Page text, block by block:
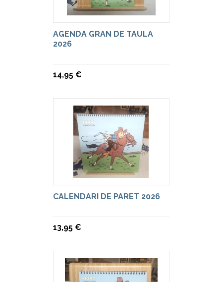
AGENDA GRAN DE TAULA
2026
14,95 €
CALENDARI DE PARET 2026
13,95 €